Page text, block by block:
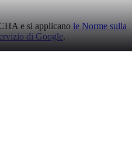
e si applicano le Norme sulla
di Google.